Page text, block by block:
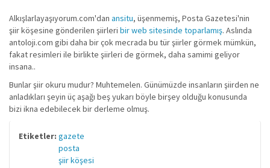
Alkışlarlayaşıyorum.com'dan ansitu, üşenmemiş, Posta Gazetesi'nin
şiir köşesine gönderilen şiirleri bir web sitesinde toparlamış. Aslında
antoloji.com gibi daha bir çok mecrada bu tür şiirler görmek mümkün,
fakat resimleri ile birlikte şiirleri de görmek, daha samimi geliyor
insana..
Bunlar şiir okuru mudur? Muhtemelen. Günümüzde insanların şiirden ne
anladıkları şeyin üç aşağı beş yukarı böyle birşey olduğu konusunda
bizi ikna edebilecek bir derleme olmuş.
Etiketler: gazete
posta
şiir köşesi